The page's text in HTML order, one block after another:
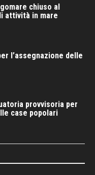
chiuso al
attività in mare
l’assegnazione delle
provvisoria per
case popolari